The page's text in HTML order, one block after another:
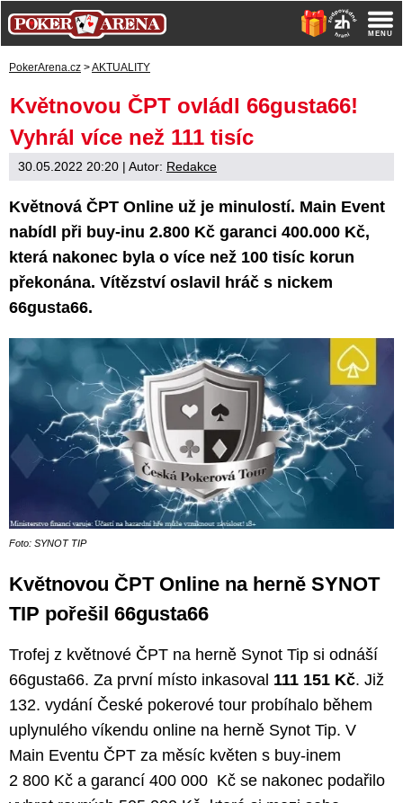
PokerArena.cz >AKTUALITY
Květnovou ČPT ovládl 66gusta66!
Vyhrál více než 111 tisíc
30.05.2022 20:20 | Autor: Redakce
Květnová ČPT Online už je minulostí. Main Event
nabídl při buy-inu 2.800 Kč garanci 400.000 Kč,
která nakonec byla o více než 100 tisíc korun
překonána. Vítězství oslavil hráč s nickem
66gusta66.
Foto: SYNOT TIP
Květnovou ČPT Online na herně SYNOT
TIP pořešil 66gusta66
Trofej z květnové ČPT na herně Synot Tip si odnáší
66gusta66. Za první místo inkasoval 111 151 Kč. Již
132. vydání České pokerové tour probíhalo během
uplynulého víkendu online na herně Synot Tip. V
Main Eventu ČPT za měsíc květen s buy-inem
2 800 Kč a garancí 400 000 Kč se nakonec podařilo